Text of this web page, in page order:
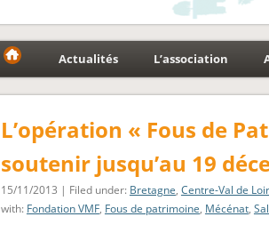
Actualités L’association
L’opération « Fous de
soutenir jusqu’au 19
15/11/2013 | Filed under: Bretagne, Centre-Val de
with: Fondation VMF, Fous de patrimoine, Mécénat,